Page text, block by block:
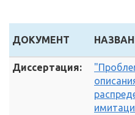
ДОКУМЕНТ
Диссертация: